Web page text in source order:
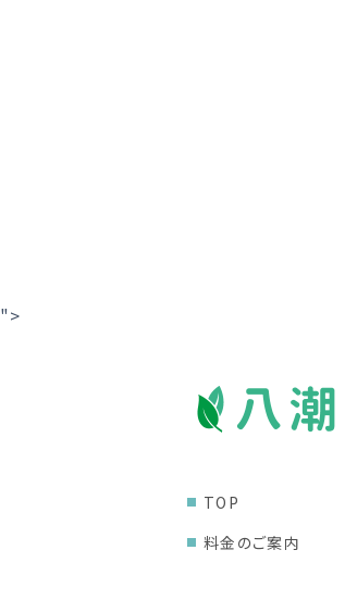
">
TOP
料金のご案内